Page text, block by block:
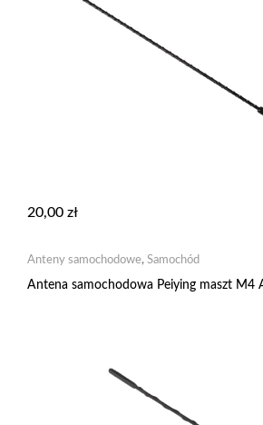
20,00 zł
Anteny samochodowe, Samochód
Antena samochodowa Peiying maszt M4